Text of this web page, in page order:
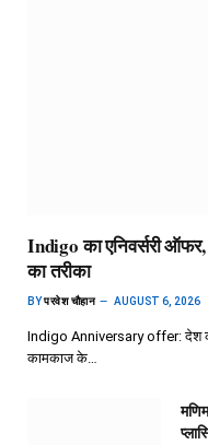
Indigo का एनिवर्सरी
का तरीका
BYपरवेश चौहान AUGUST 6, 2026
Indigo Anniversary offer: देश
कामकाज के…